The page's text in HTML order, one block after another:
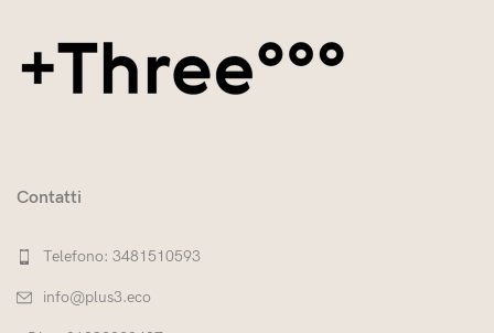
Contatti
Telefono: 3481510593
info@plus3.eco